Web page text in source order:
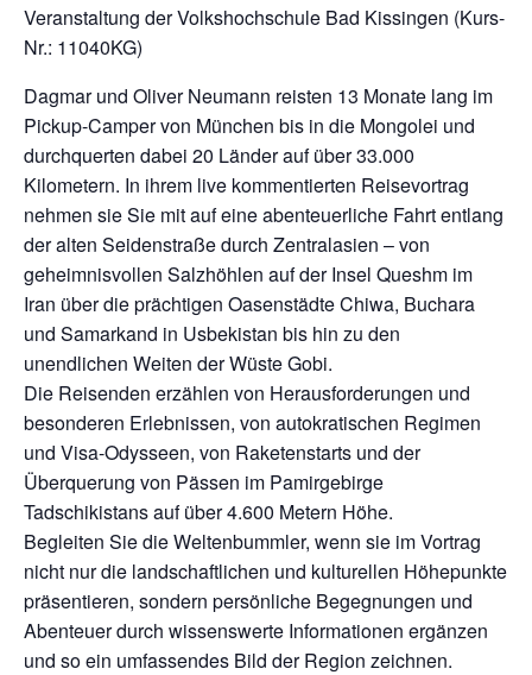
Veranstaltung der Volkshochschule Bad Kissingen (Kurs-
Nr.: 11040KG)
Dagmar und Oliver Neumann reisten 13 Monate lang im
Pickup-Camper von München bis in die Mongolei und
durchquerten dabei 20 Länder auf über 33.000
Kilometern. In ihrem live kommentierten Reisevortrag
nehmen sie Sie mit auf eine abenteuerliche Fahrt entlang
der alten Seidenstraße durch Zentralasien – von
geheimnisvollen Salzhöhlen auf der Insel Queshm im
Iran über die prächtigen Oasenstädte Chiwa, Buchara
und Samarkand in Usbekistan bis hin zu den
unendlichen Weiten der Wüste Gobi.
Die Reisenden erzählen von Herausforderungen und
besonderen Erlebnissen, von autokratischen Regimen
und Visa-Odysseen, von Raketenstarts und der
Überquerung von Pässen im Pamirgebirge
Tadschikistans auf über 4.600 Metern Höhe.
Begleiten Sie die Weltenbummler, wenn sie im Vortrag
nicht nur die landschaftlichen und kulturellen Höhepunkte
präsentieren, sondern persönliche Begegnungen und
Abenteuer durch wissenswerte Informationen ergänzen
und so ein umfassendes Bild der Region zeichnen.